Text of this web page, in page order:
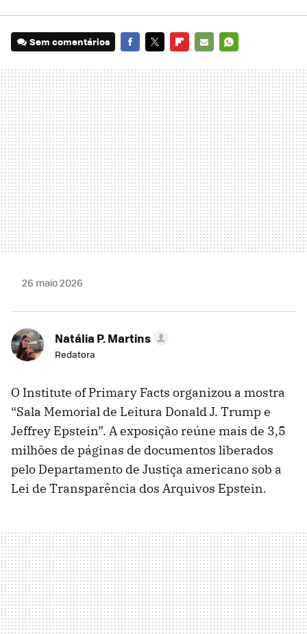
Sem comentários
MAIL
26 maio 2026
Natália P. Martins
Redatora
O Institute of Primary Facts organizou a mostra
“Sala Memorial de Leitura Donald J. Trump e
Jeffrey Epstein”. A exposição reúne mais de 3,5
milhões de páginas de documentos liberados
pelo Departamento de Justiça americano sob a
Lei de Transparência dos Arquivos Epstein.